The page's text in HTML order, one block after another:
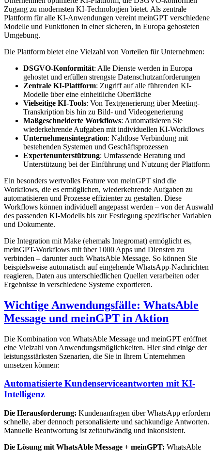
Zugang zu modernsten KI-Technologien bietet. Als zentrale
Plattform für alle KI-Anwendungen vereint meinGPT verschiedene
Modelle und Funktionen in einer sicheren, in Europa gehosteten
Umgebung.
Die Plattform bietet eine Vielzahl von Vorteilen für Unternehmen:
DSGVO-Konformität: Alle Dienste werden in Europa
gehostet und erfüllen strengste Datenschutzanforderungen
Zentrale KI-Plattform: Zugriff auf alle führenden KI-
Modelle über eine einheitliche Oberfläche
Vielseitige KI-Tools: Von Textgenerierung über Meeting-
Transkription bis hin zu Bild- und Videogenerierung
Maßgeschneiderte Workflows: Automatisieren Sie
wiederkehrende Aufgaben mit individuellen KI-Workflows
Unternehmensintegration: Nahtlose Verbindung mit
bestehenden Systemen und Geschäftsprozessen
Expertenunterstützung: Umfassende Beratung und
Unterstützung bei der Einführung und Nutzung der Plattform
Ein besonders wertvolles Feature von meinGPT sind die
Workflows, die es ermöglichen, wiederkehrende Aufgaben zu
automatisieren und Prozesse effizienter zu gestalten. Diese
Workflows können individuell angepasst werden – von der Auswahl
des passenden KI-Modells bis zur Festlegung spezifischer Variablen
und Dokumente.
Die Integration mit Make (ehemals Integromat) ermöglicht es,
meinGPT-Workflows mit über 1000 Apps und Diensten zu
verbinden – darunter auch WhatsAble Message. So können Sie
beispielsweise automatisch auf eingehende WhatsApp-Nachrichten
reagieren, Daten aus unterschiedlichen Quellen verarbeiten oder
Ergebnisse in verschiedene Systeme exportieren.
Wichtige Anwendungsfälle: WhatsAble
Message und meinGPT in Aktion
Die Kombination von WhatsAble Message und meinGPT eröffnet
eine Vielzahl von Anwendungsmöglichkeiten. Hier sind einige der
leistungsstärksten Szenarien, die Sie in Ihrem Unternehmen
umsetzen können:
Automatisierte Kundenserviceantworten mit KI-
Intelligenz
Die Herausforderung: Kundenanfragen über WhatsApp erfordern
schnelle, aber dennoch personalisierte und sachkundige Antworten.
Manuelle Beantwortung ist zeitaufwändig und inkonsistent.
Die Lösung mit WhatsAble Message + meinGPT: WhatsAble